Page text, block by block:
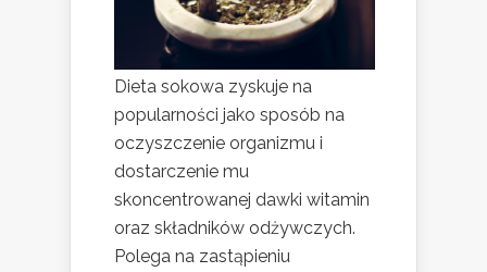
Dieta sokowa zyskuje na
popularności jako sposób na
oczyszczenie organizmu i
dostarczenie mu
skoncentrowanej dawki witamin
oraz składników odżywczych.
Polega na zastąpieniu